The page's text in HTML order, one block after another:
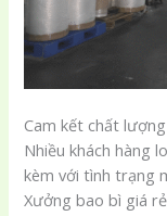
Cam kết chất
Nhiều khách hàng
kèm với tình trạng
Xưởng bao bì giá